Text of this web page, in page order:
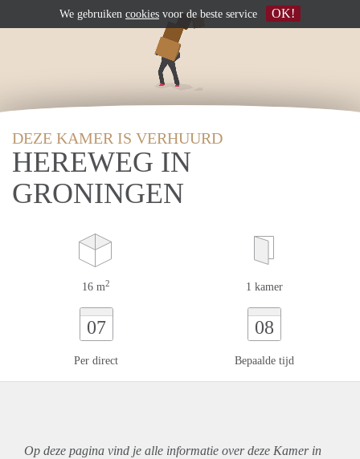
DEZE KAMER IS VERHUURD
HEREWEG IN
GRONINGEN
16 m2 1 kamer
07
Per direct
08
Bepaalde tijd
Op deze pagina vind je alle informatie over deze Kamer in
We gebruiken cookies voor de beste service OK!